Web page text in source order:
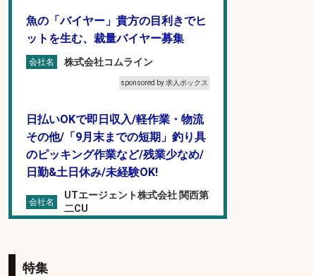
魚の「バイヤー」貴方の目利きでヒ
ットを生む、裁量バイヤー募集
会社名 株式会社コムライン
sponsored by 求人ボックス
日払いOKで即日収入/軽作業・物流
その他/「9月末までの短期」釣り具
のピッキング作業など/残業少なめ/
日勤&土日休み/未経験OK!
会社名
UTエージェント株式会社 関西第
二CU
販売スタッフ/「未経験歓迎」魚を
特集